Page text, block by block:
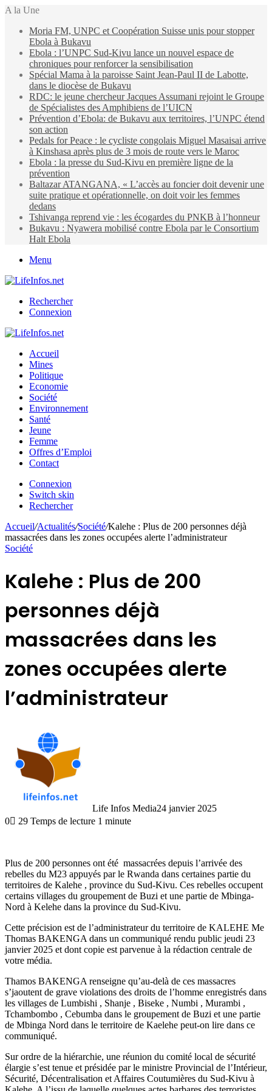
A la Une
Moria FM, UNPC et Coopération Suisse unis pour stopper
Ebola à Bukavu
Ebola : l’UNPC Sud-Kivu lance un nouvel espace de
chroniques pour renforcer la sensibilisation
Spécial Mama à la paroisse Saint Jean-Paul II de Labotte,
dans le diocèse de Bukavu
RDC: le jeune chercheur Jacques Assumani rejoint le Groupe
de Spécialistes des Amphibiens de l’UICN
Prévention d’Ebola: de Bukavu aux territoires, l’UNPC étend
son action
Pedals for Peace : le cycliste congolais Miguel Masaisai arrive
à Kinshasa après plus de 3 mois de route vers le Maroc
Ebola : la presse du Sud-Kivu en première ligne de la
prévention
Baltazar ATANGANA, « L’accès au foncier doit devenir une
suite pratique et opérationnelle, on doit voir les femmes
dedans
Tshivanga reprend vie : les écogardes du PNKB à l’honneur
Bukavu : Nyawera mobilisé contre Ebola par le Consortium
Halt Ebola
Menu
Rechercher
Connexion
Accueil
Mines
Politique
Economie
Société
Environnement
Santé
Jeune
Femme
Offres d’Emploi
Contact
Connexion
Switch skin
Rechercher
Accueil/Actualités/Société/Kalehe : Plus de 200 personnes déjà
massacrées dans les zones occupées alerte l’administrateur
Société
Kalehe : Plus de 200
personnes déjà
massacrées dans les
zones occupées alerte
l’administrateur
Life Infos Media24 janvier 2025
0
29 Temps de lecture 1 minute
Plus de 200 personnes ont été massacrées depuis l’arrivée des
rebelles du M23 appuyés par le Rwanda dans certaines partie du
territoires de Kalehe , province du Sud-Kivu. Ces rebelles occupent
certains villages du groupement de Buzi et une partie de Mbinga-
Nord à Kelehe dans la province du Sud-Kivu.
Cette précision est de l’administrateur du territoire de KALEHE Me
Thomas BAKENGA dans un communiqué rendu public jeudi 23
janvier 2025 et dont copie est parvenue à la rédaction centrale de
votre média.
Thamos BAKENGA renseigne qu’au-delà de ces massacres
s’jaoutent de grave violations des droits de l’homme enregistrés dans
les villages de Lumbishi , Shanje , Biseke , Numbi , Murambi ,
Tchambombo , Cebumba dans le groupement de Buzi et une partie
de Mbinga Nord dans le territoire de Kaelehe peut-on lire dans ce
communiqué.
Sur ordre de la hiérarchie, une réunion du comité local de sécurité
élargie s’est tenue et présidée par le ministre Provincial de l’Intérieur,
Sécurité, Décentralisation et Affaires Coutumières du Sud-Kivu à